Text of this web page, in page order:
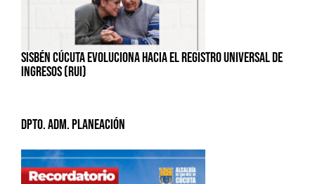
SISBÉN CÚCUTA EVOLUCIONA HACIA EL REGISTRO UNIVERSAL DE
INGRESOS (RUI)
Dpto. Adm. Planeación